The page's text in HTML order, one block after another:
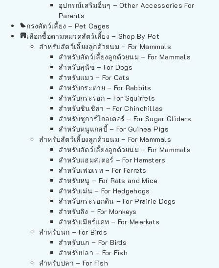
อุปกรณ์เสริมอื่นๆ – Other Accessories For
Parents
กรงสัตว์เลี้ยง – Pet Cages
เลือกซื้อตามหมวดสัตว์เลี้ยง – Shop By Pet
สำหรับสัตว์เลี้ยงลูกด้วยนม – For Mammals
สำหรับสัตว์เลี้ยงลูกด้วยนม – For Mammals
สำหรับสุนัข – For Dogs
สำหรับแมว – For Cats
สำหรับกระต่าย – For Rabbits
สำหรับกระรอก – For Squirrels
สำหรับชินชิล่า – For Chinchillas
สำหรับชูการ์ไกลเดอร์ – For Sugar Gliders
สำหรับหนูแกสบี้ – For Guinea Pigs
สำหรับสัตว์เลี้ยงลูกด้วยนม – For Mammals
สำหรับสัตว์เลี้ยงลูกด้วยนม – For Mammals
สำหรับแฮมสเตอร์ – For Hamsters
สำหรับเฟอเรท – For Ferrets
สำหรับหนู – For Rats and Mice
สำหรับเม่น – For Hedgehogs
สำหรับกระรอกดิน – For Prairie Dogs
สำหรับลิง – For Monkeys
สำหรับเมียร์แคท – For Meerkats
สำหรับนก – For Birds
สำหรับนก – For Birds
สำหรับปลา – For Fish
สำหรับปลา – For Fish